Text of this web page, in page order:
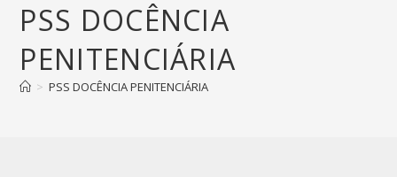
PSS DOCÊNCIA
PENITENCIÁRIA
> PSS DOCÊNCIA PENITENCIÁRIA